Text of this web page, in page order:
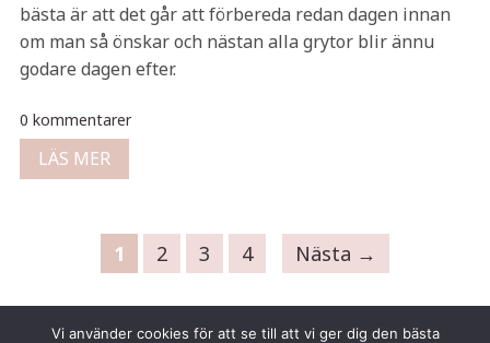
bästa är att det går att förbereda redan dagen innan
om man så önskar och nästan alla grytor blir ännu
godare dagen efter.
0 kommentarer
LÄS MER
1 2 3 4 Nästa →
Vi använder cookies för att se till att vi ger dig den bästa